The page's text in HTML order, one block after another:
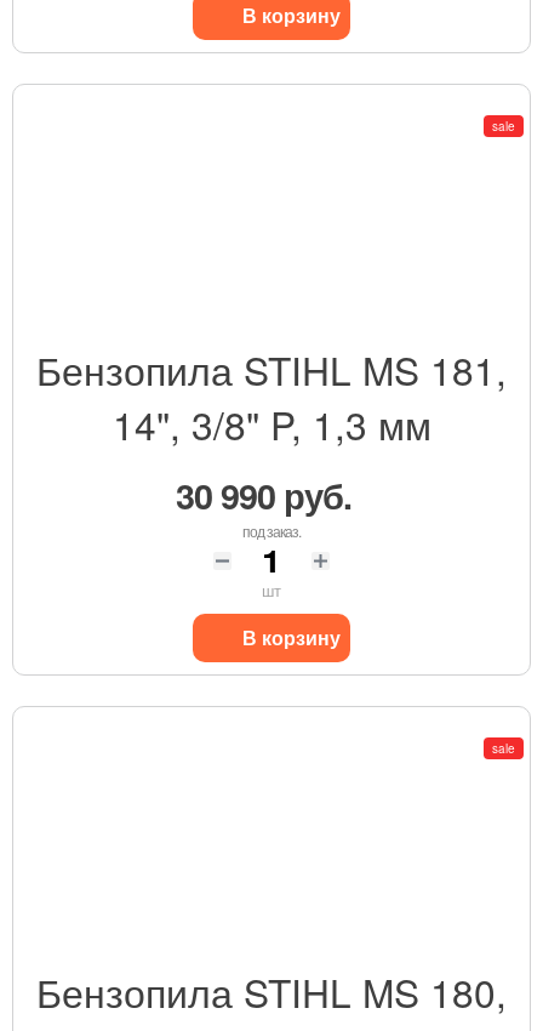
В корзину
sale
Бензопила STIHL MS 181,
14", 3/8" P, 1,3 мм
30 990 руб.
под заказ.
шт
В корзину
sale
Бензопила STIHL MS 180,